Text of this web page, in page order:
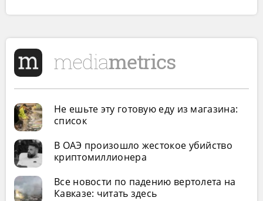
Не ешьте эту готовую еду из магазина:
список
В ОАЭ произошло жестокое убийство
криптомиллионера
Все новости по падению вертолета на
Кавказе: читать здесь